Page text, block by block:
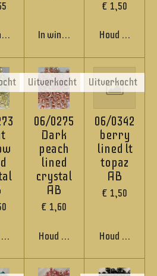
In winkelwagen
€ 1,50
Houd mij op
op de hoogte
Uitverkocht
06/0275
Dark
peach
lined
crystal
AB
€ 1,60
Houd mij op de hoogte
Uitverkocht
06/0342
berry
lined lt
topaz
AB
€ 1,50
Houd mij op